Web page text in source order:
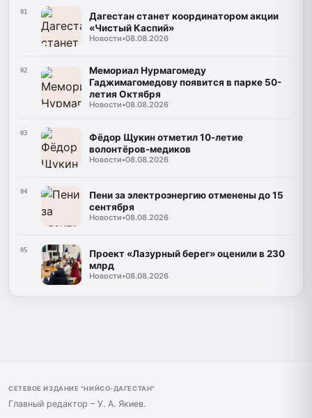
01
Дагестан станет координатором акции
«Чистый Каспий»
Новости•08.08.2026
02
Мемориал Нурмагомеду
Гаджимагомедову появится в парке 50-
летия Октября
Новости•08.08.2026
03
Фёдор Щукин отметил 10-летие
волонтёров-медиков
Новости•08.08.2026
04
Пени за электроэнергию отменены до 15
сентября
Новости•08.08.2026
05
Проект «Лазурный берег» оценили в 230
млрд
Новости•08.08.2026
СЕТЕВОЕ ИЗДАНИЕ "НИЙСО-ДАГЕСТАН"
Главный редактор – У. А. Якиев.